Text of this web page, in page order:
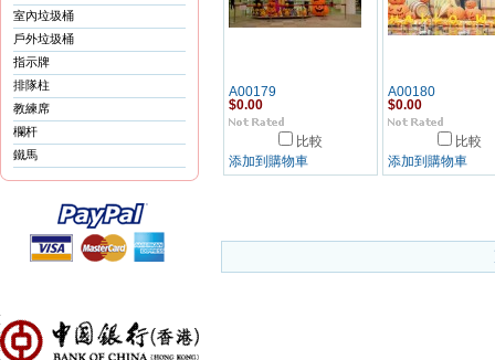
室內垃圾桶
戶外垃圾桶
指示牌
排隊柱
教練席
欄杆
鐵馬
A00179
$0.00
比較
添加到購物車
A00180
$0.00
比較
添加到購物車